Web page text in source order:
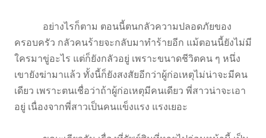
อย่างไรก็ตาม ตอนนี้ตนกลัวความปลอดภัยของ
ครอบครัว กลัวคนร้ายจะกลับมาทำร้ายอีก แม้ตอนนี้ยังไม่มี
ใครมาขู่อะไร แต่ก็ยังกลัวอยู่ เพราะขนาดชีวิตคน ๆ หนึ่ง
เขายังฆ่ามาแล้ว ทั้งนี้ก็ยังสงสัยอีกว่าผู้ก่อเหตุไม่น่าจะมีคน
เดียว เพราะตนเชื่อว่าถ้าผู้ก่อเหตุมีคนเดียว พี่สาวน่าจะเอา
อยู่ เนื่องจากพี่สาวเป็นคนแข็งแรง แรงเยอะ